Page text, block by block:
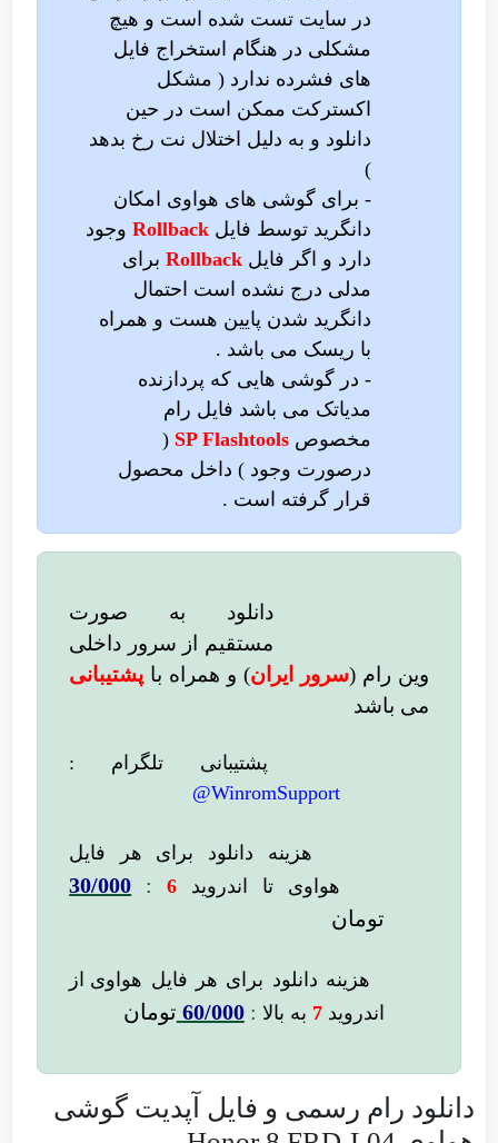
در سایت تست شده است و هیچ
مشکلی در هنگام استخراج فایل
های فشرده ندارد ( مشکل
اکسترکت ممکن است در حین
دانلود و به دلیل اختلال نت رخ بدهد
)
- برای گوشی های هواوی امکان
دانگرید توسط فایلRollback وجود
دارد و اگر فایلRollback برای
مدلی درج نشده است احتمال
دانگرید شدن پایین هست و همراه
با ریسک می باشد .
- در گوشی هایی که پردازنده
مدیاتک می باشد فایل رام
مخصوصSP Flashtools
(
درصورت وجود ) داخل محصول
قرار گرفته است .
دانلود به صورت
مستقیم از سرور داخلی
وین رام (سرور ایران) و همراه با پشتیبانی
می باشد
پشتیبانی تلگرام :
WinromSupport@
هزینه دانلود برای هر فایل
هواوی تا اندروید 6
:
30/000
تومان
هزینه دانلود برای هر فایل هواوی از
اندروید7 به بالا :
60/000 تومان
دانلود رام رسمی و فایل آپدیت گوشی